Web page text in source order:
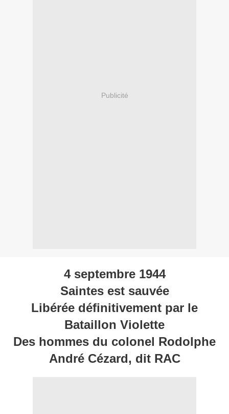
Publicité
4 septembre 1944
Saintes est sauvée
Libérée définitivement par le
Bataillon Violette
Des hommes du colonel Rodolphe
André Cézard, dit RAC